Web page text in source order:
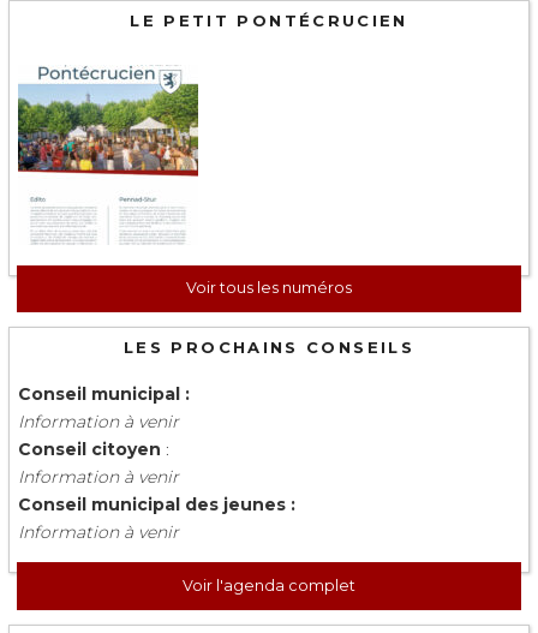
LE PETIT PONTÉCRUCIEN
Voir tous les numéros
LES PROCHAINS CONSEILS
Conseil municipal :
Information à venir
Conseil citoyen :
Information à venir
Conseil municipal des jeunes :
Information à venir
Voir l'agenda complet